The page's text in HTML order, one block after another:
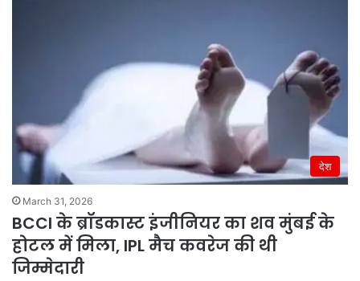
देश
March 31, 2026
BCCI के ब्रॉडकास्ट इंजीनियर का शव मुंबई के
होटल में मिला, IPL मैच कवरेज की थी
जिम्मेदारी